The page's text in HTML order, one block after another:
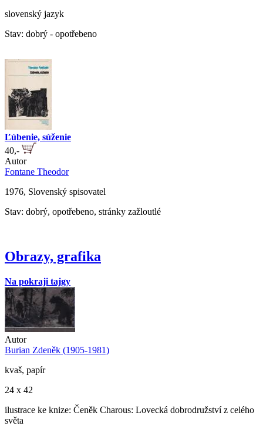
slovenský jazyk
Stav: dobrý - opotřebeno
Ľúbenie, súženie
40,-
Autor
Fontane Theodor
1976, Slovenský spisovatel
Stav: dobrý, opotřebeno, stránky zažloutlé
Obrazy, grafika
Na pokraji tajgy
Autor
Burian Zdeněk (1905-1981)
kvaš, papír
24 x 42
ilustrace ke knize: Čeněk Charous: Lovecká dobrodružství z celého
světa